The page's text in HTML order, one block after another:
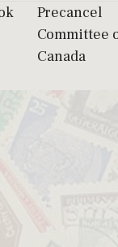
Precancel
Committee
Canada